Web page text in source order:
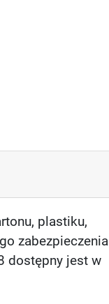
plastiku,
zabezpieczenia
dostępny jest w